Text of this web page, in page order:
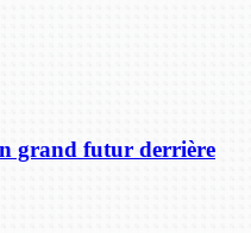
grand futur derrière